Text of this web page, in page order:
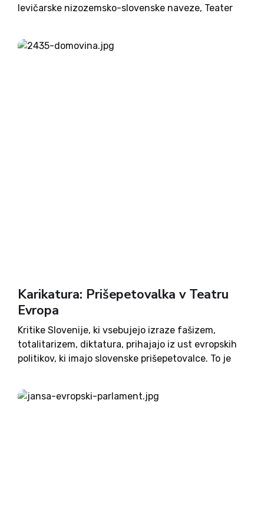
levičarske nizozemsko-slovenske naveze, Teater
šov končal, a da je bil teater prazen.
Parlamentarna dvorana, v kateri...
Karikatura: Prišepetovalka v Teatru
Evropa
Kritike Slovenije, ki vsebujejo izraze fašizem,
totalitarizem, diktatura, prihajajo iz ust evropskih
politikov, ki imajo slovenske prišepetovalce. To je
Romana Tomc. Gre torej za teater, v katerem
nastopajoči na odru igrajo politične